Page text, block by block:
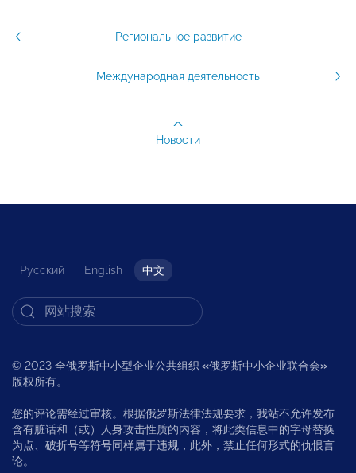
Региональное развитие
Международная деятельность
Новости
Русский English 中文
© 2023 全俄罗斯中小型企业公共组织 «俄罗斯中小企业联合会»
版权所有。
您的评论需经过审核。根据俄罗斯法律法规要求，我站不允许发布
含有脏话和（或）人身攻击性质的内容，将此类信息中的字母替换
为点、破折号等符号同样属于违规，此外，禁止任何形式的仇恨言
论。